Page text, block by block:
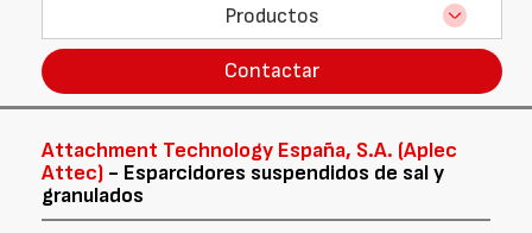
Productos
Contactar
Attachment Technology España, S.A. (Aplec
Attec) - Esparcidores suspendidos de sal y
granulados